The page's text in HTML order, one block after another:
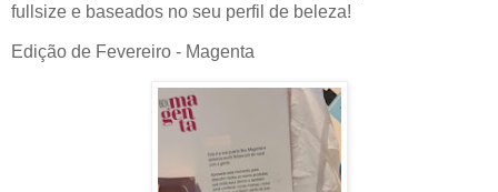
fullsize e baseados no seu perfil de beleza!
Edição de Fevereiro - Magenta